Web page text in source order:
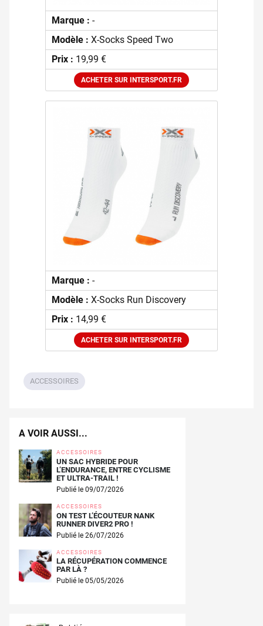
Marque : -
Modèle : X-Socks Speed Two
Prix : 19,99 €
ACHETER SUR INTERSPORT.FR
Marque : -
Modèle : X-Socks Run Discovery
Prix : 14,99 €
ACHETER SUR INTERSPORT.FR
ACCESSOIRES
A VOIR AUSSI...
ACCESSOIRES
UN SAC HYBRIDE POUR
L’ENDURANCE, ENTRE CYCLISME
ET ULTRA-TRAIL !
Publié le 09/07/2026
ACCESSOIRES
ON TEST L’ÉCOUTEUR NANK
RUNNER DIVER2 PRO !
Publié le 26/07/2026
ACCESSOIRES
LA RÉCUPÉRATION COMMENCE
PAR LÀ ?
Publié le 05/05/2026